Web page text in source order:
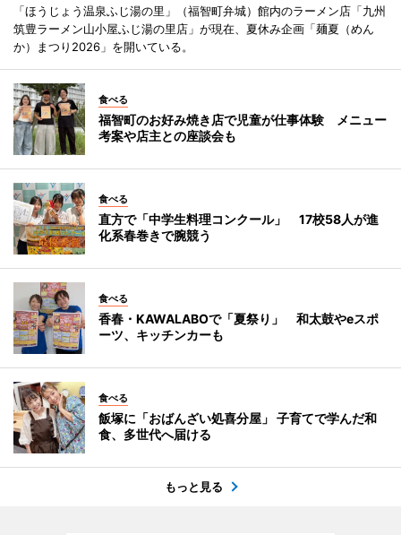
「ほうじょう温泉ふじ湯の里」（福智町弁城）館内のラーメン店「九州
筑豊ラーメン山小屋ふじ湯の里店」が現在、夏休み企画「麺夏（めん
か）まつり2026」を開いている。
食べる
福智町のお好み焼き店で児童が仕事体験 メニュー
考案や店主との座談会も
食べる
直方で「中学生料理コンクール」 17校58人が進
化系春巻きで腕競う
食べる
香春・KAWALABOで「夏祭り」 和太鼓やeスポ
ーツ、キッチンカーも
食べる
飯塚に「おばんざい処喜分屋」 子育てで学んだ和
食、多世代へ届ける
もっと見る